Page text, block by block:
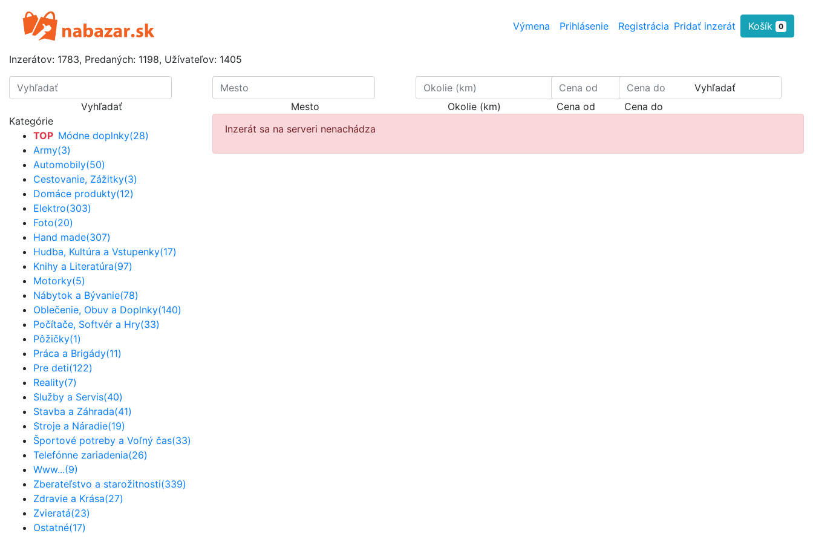
Pridať inzerát Košík 0
Výmena Prihlásenie Registrácia
Inzerátov: 1783, Predaných: 1198, Užívateľov: 1405
Vyhľadať Mesto Okolie (km) Cena od Cena do
Vyhľadať
Kategórie
TOP Módne doplnky(28)
Army(3)
Automobily(50)
Cestovanie, Zážitky(3)
Domáce produkty(12)
Elektro(303)
Foto(20)
Hand made(307)
Hudba, Kultúra a Vstupenky(17)
Knihy a Literatúra(97)
Motorky(5)
Nábytok a Bývanie(78)
Oblečenie, Obuv a Doplnky(140)
Počítače, Softvér a Hry(33)
Pôžičky(1)
Práca a Brigády(11)
Pre deti(122)
Reality(7)
Služby a Servis(40)
Stavba a Záhrada(41)
Stroje a Náradie(19)
Športové potreby a Voľný čas(33)
Telefónne zariadenia(26)
Www...(9)
Zberateľstvo a starožitnosti(339)
Zdravie a Krása(27)
Zvieratá(23)
Ostatné(17)
Inzerát sa na serveri nenachádza